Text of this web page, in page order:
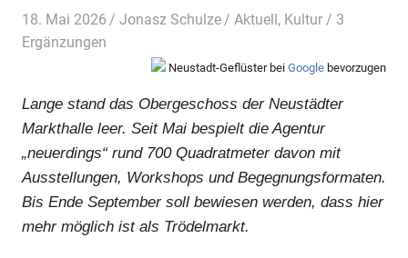
18. Mai 2026 Jonasz Schulze Aktuell, Kultur / 3
Ergänzungen
Neustadt-Geflüster bei Google bevorzugen
Lange stand das Obergeschoss der Neustädter
Markthalle leer. Seit Mai bespielt die Agentur
„neuerdings“ rund 700 Quadratmeter davon mit
Ausstellungen, Workshops und Begegnungsformaten.
Bis Ende September soll bewiesen werden, dass hier
mehr möglich ist als Trödelmarkt.